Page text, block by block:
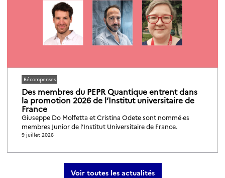
Récompenses
Des membres du PEPR Quantique entrent dans
la promotion 2026 de l’Institut universitaire de
France
Giuseppe Do Molfetta et Cristina Odete sont nommé·es
membres Junior de l’Institut Universitaire de France.
9 juillet 2026
Voir toutes les actualités